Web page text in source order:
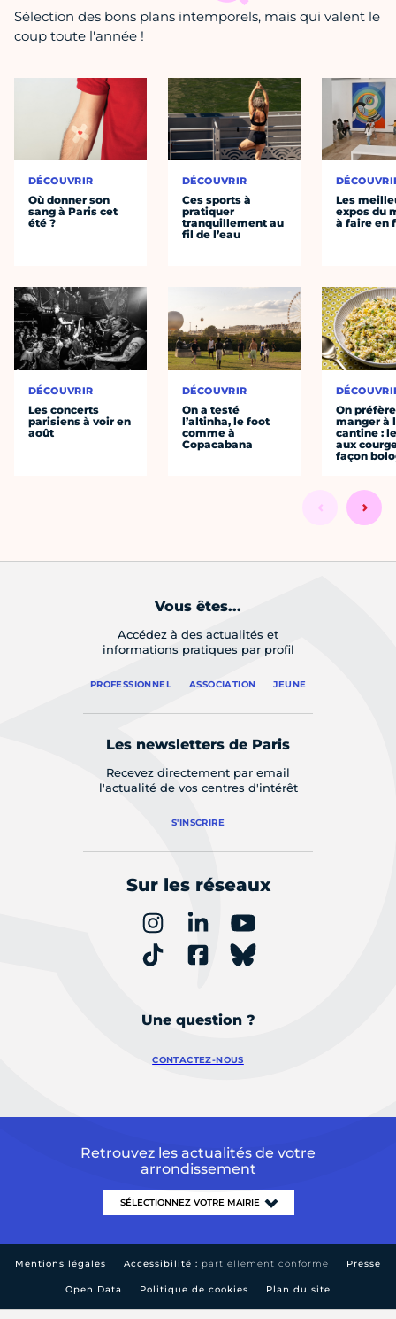
Sélection des bons plans intemporels, mais qui valent le
coup toute l'année !
DÉCOUVRIR
Où donner son
sang à Paris cet
été ?
DÉCOUVRIR
Les concerts
parisiens à voir en
août
DÉCOUVRIR
Ces sports à
pratiquer
tranquillement au
fil de l’eau
DÉCOUVRIR
On a testé
l’altinha, le foot
comme à
Copacabana
Les
expos du
à faire en
On préfère
manger à
cantine :
aux
façon
Vous êtes...
Accédez à des actualités et
informations pratiques par profil
PROFESSIONNEL ASSOCIATION JEUNE
Les newsletters de Paris
Recevez directement par email
l'actualité de vos centres d'intérêt
S'INSCRIRE
Sur les réseaux
Une question ?
CONTACTEZ-NOUS
Retrouvez les actualités de votre
arrondissement
Mentions légales Accessibilité : partiellement conforme Presse
Open Data Politique de cookies Plan du site